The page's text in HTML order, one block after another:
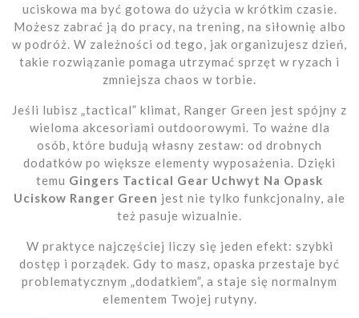
uciskowa ma być gotowa do użycia w krótkim czasie.
Możesz zabrać ją do pracy, na trening, na siłownię albo
w podróż. W zależności od tego, jak organizujesz dzień,
takie rozwiązanie pomaga utrzymać sprzęt w ryzach i
zmniejsza chaos w torbie.
Jeśli lubisz „tactical” klimat, Ranger Green jest spójny z
wieloma akcesoriami outdoorowymi. To ważne dla
osób, które budują własny zestaw: od drobnych
dodatków po większe elementy wyposażenia. Dzięki
temu Gingers Tactical Gear Uchwyt Na Opask
Uciskow Ranger Green jest nie tylko funkcjonalny, ale
też pasuje wizualnie.
W praktyce najczęściej liczy się jeden efekt: szybki
dostęp i porządek. Gdy to masz, opaska przestaje być
problematycznym „dodatkiem”, a staje się normalnym
elementem Twojej rutyny.